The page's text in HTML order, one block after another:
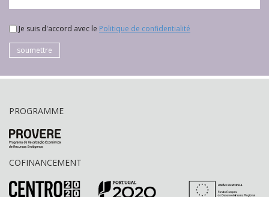
Je suis d'accord avec le Politique de confidentialité
soumettre
PROGRAMME
COFINANCEMENT